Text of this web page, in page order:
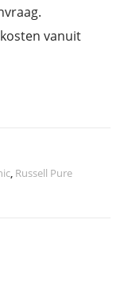
vanuit
, Russell Pure